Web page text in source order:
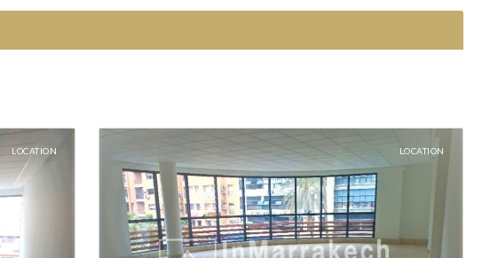
LOCATION LOCATION